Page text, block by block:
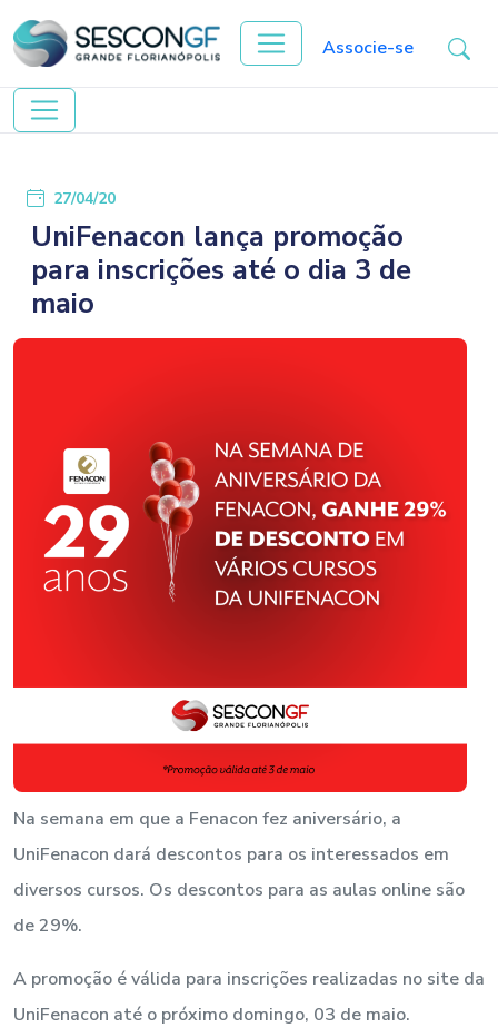
Associe-se
27/04/20
UniFenacon lança promoção
para inscrições até o dia 3 de
maio
Na semana em que a Fenacon fez aniversário, a
UniFenacon dará descontos para os interessados em
diversos cursos. Os descontos para as aulas online são
de 29%.
A promoção é válida para inscrições realizadas no site da
UniFenacon até o próximo domingo, 03 de maio.